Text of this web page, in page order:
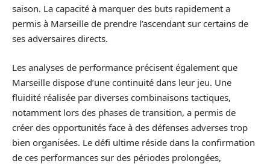
saison. La capacité à marquer des buts rapidement a
permis à Marseille de prendre l’ascendant sur certains de
ses adversaires directs.
Les analyses de performance précisent également que
Marseille dispose d’une continuité dans leur jeu. Une
fluidité réalisée par diverses combinaisons tactiques,
notamment lors des phases de transition, a permis de
créer des opportunités face à des défenses adverses trop
bien organisées. Le défi ultime réside dans la confirmation
de ces performances sur des périodes prolongées,